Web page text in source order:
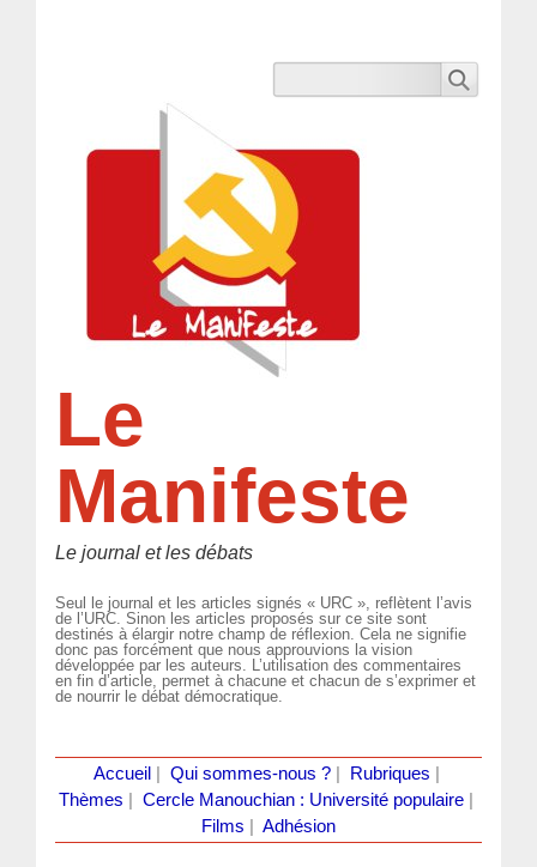
Le
Manifeste
Le journal et les débats
Seul le journal et les articles signés « URC », reflètent l’avis
de l’URC. Sinon les articles proposés sur ce site sont
destinés à élargir notre champ de réflexion. Cela ne signifie
donc pas forcément que nous approuvions la vision
développée par les auteurs. L’utilisation des commentaires
en fin d’article, permet à chacune et chacun de s’exprimer et
de nourrir le débat démocratique.
Accueil Qui sommes-nous ?| Rubriques
Thèmes
Cercle Manouchian : Université populaire
Films
Adhésion